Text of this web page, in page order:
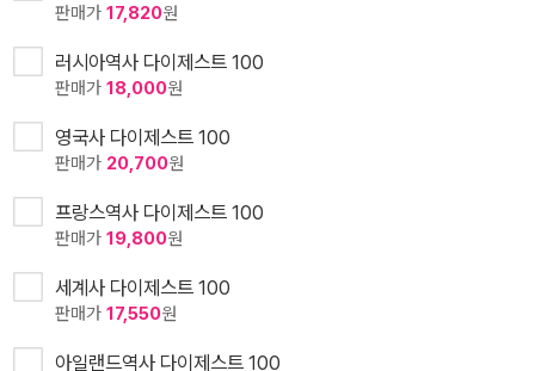
판매가 17,820원
러시아역사 다이제스트 100
판매가 18,000원
영국사 다이제스트 100
판매가 20,700원
프랑스역사 다이제스트 100
판매가 19,800원
세계사 다이제스트 100
판매가 17,550원
아일랜드역사 다이제스트 100